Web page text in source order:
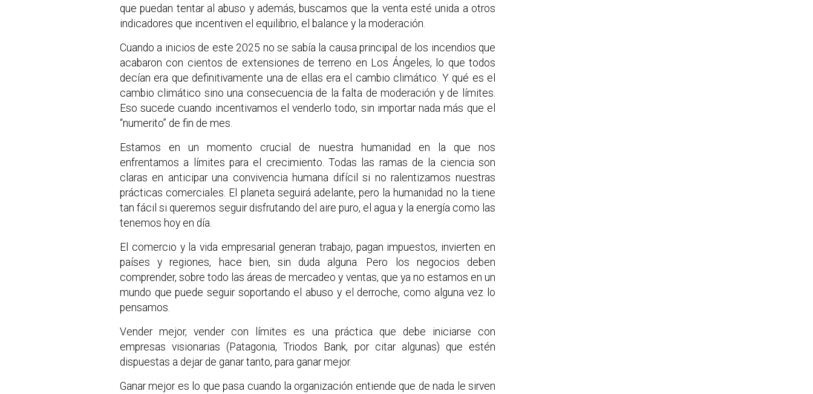
que puedan tentar al abuso y además, buscamos que la venta esté unida a otros
indicadores que incentiven el equilibrio, el balance y la moderación.
Cuando a inicios de este 2025 no se sabía la causa principal de los incendios que
acabaron con cientos de extensiones de terreno en Los Ángeles, lo que todos
decían era que definitivamente una de ellas era el cambio climático. Y qué es el
cambio climático sino una consecuencia de la falta de moderación y de límites.
Eso sucede cuando incentivamos el venderlo todo, sin importar nada más que el
“numerito” de fin de mes.
Estamos en un momento crucial de nuestra humanidad en la que nos
enfrentamos a límites para el crecimiento. Todas las ramas de la ciencia son
claras en anticipar una convivencia humana difícil si no ralentizamos nuestras
prácticas comerciales. El planeta seguirá adelante, pero la humanidad no la tiene
tan fácil si queremos seguir disfrutando del aire puro, el agua y la energía como las
tenemos hoy en día.
El comercio y la vida empresarial generan trabajo, pagan impuestos, invierten en
países y regiones, hace bien, sin duda alguna. Pero los negocios deben
comprender, sobre todo las áreas de mercadeo y ventas, que ya no estamos en un
mundo que puede seguir soportando el abuso y el derroche, como alguna vez lo
pensamos.
Vender mejor, vender con límites es una práctica que debe iniciarse con
empresas visionarias (Patagonia, Triodos Bank, por citar algunas) que estén
dispuestas a dejar de ganar tanto, para ganar mejor.
Ganar mejor es lo que pasa cuando la organización entiende que de nada le sirven